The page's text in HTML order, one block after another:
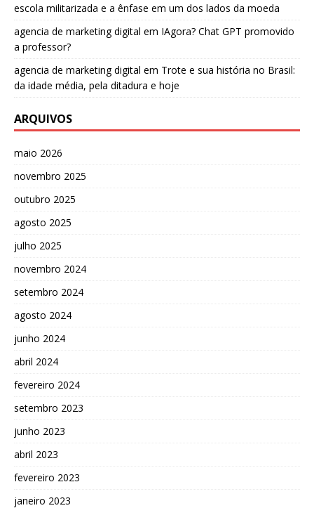
escola militarizada e a ênfase em um dos lados da moeda
agencia de marketing digital em IAgora? Chat GPT promovido
a professor?
agencia de marketing digital em Trote e sua história no Brasil:
da idade média, pela ditadura e hoje
ARQUIVOS
maio 2026
novembro 2025
outubro 2025
agosto 2025
julho 2025
novembro 2024
setembro 2024
agosto 2024
junho 2024
abril 2024
fevereiro 2024
setembro 2023
junho 2023
abril 2023
fevereiro 2023
janeiro 2023